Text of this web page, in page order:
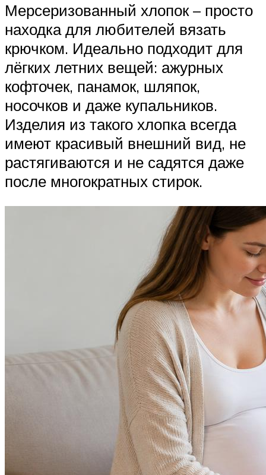
Мерсеризованный хлопок – просто
находка для любителей вязать
крючком. Идеально подходит для
лёгких летних вещей: ажурных
кофточек, панамок, шляпок,
носочков и даже купальников.
Изделия из такого хлопка всегда
имеют красивый внешний вид, не
растягиваются и не садятся даже
после многократных стирок.